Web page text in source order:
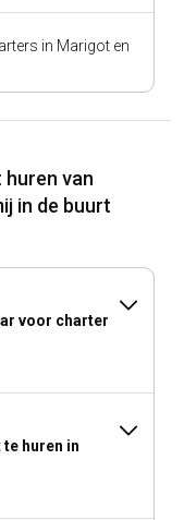
in Marigot en
van
in de buurt
voor charter
huren in